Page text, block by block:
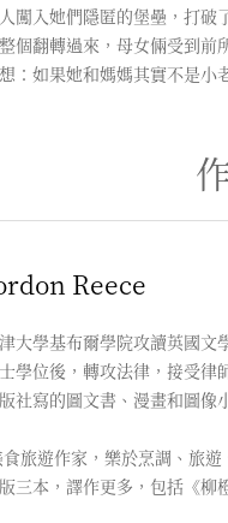
闖入她們隱匿的堡壘，打
個翻轉過來，母女倆受到
：如果她和媽媽其實不是小
Reece
大學基布爾學院攻讀英國
學位後，轉攻法律，接受
社寫的圖文書、漫畫和圖像
旅遊作家，樂於烹調、旅
三本，譯作更多，包括《